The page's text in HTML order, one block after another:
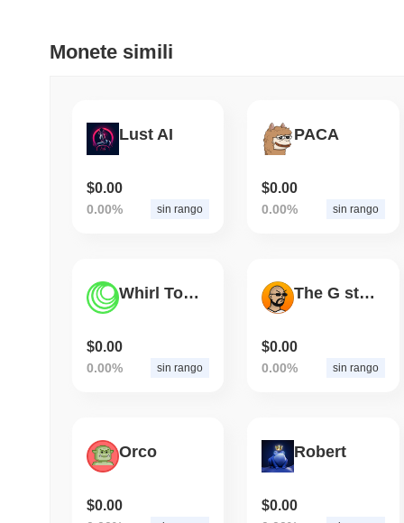
Monete simili
Lust AI
$0.00
0.00% sin rango
PACA
$0.00
0.00% sin rango
Whirl Token
$0.00
0.00% sin rango
The G stands for Crypto
$0.00
0.00% sin rango
Orco
$0.00
Robert
$0.00